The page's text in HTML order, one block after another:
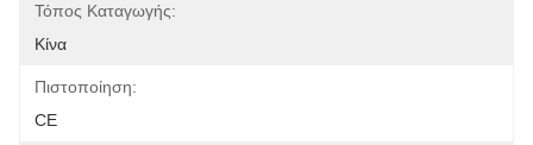
Τόπος Καταγωγής:
Κίνα
Πιστοποίηση:
CE